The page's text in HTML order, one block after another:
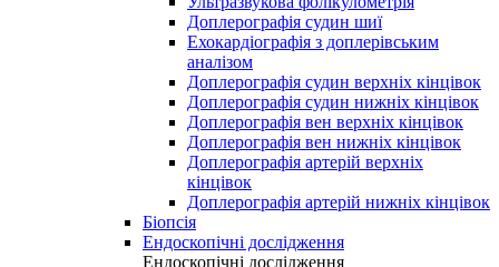
Доплерографія судин шиї
Ехокардіографія з доплерівським
аналізом
Доплерографія судин верхніх кінцівок
Доплерографія судин нижніх кінцівок
Доплерографія вен верхніх кінцівок
Доплерографія вен нижніх кінцівок
Доплерографія артерій верхніх
кінцівок
Доплерографія артерій нижніх кінцівок
Біопсія
Ендоскопічні дослідження
Ендоскопічні дослідження